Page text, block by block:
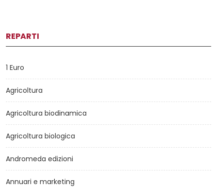
REPARTI
1 Euro
Agricoltura
Agricoltura biodinamica
Agricoltura biologica
Andromeda edizioni
Annuari e marketing